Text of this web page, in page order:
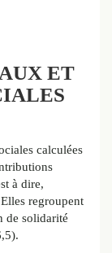
ET
calculées
à dire,
regroupent
de solidarité